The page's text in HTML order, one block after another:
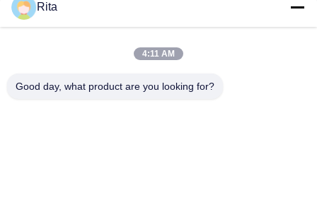
Rita
4:11 AM
Good day, what product are you looking for?